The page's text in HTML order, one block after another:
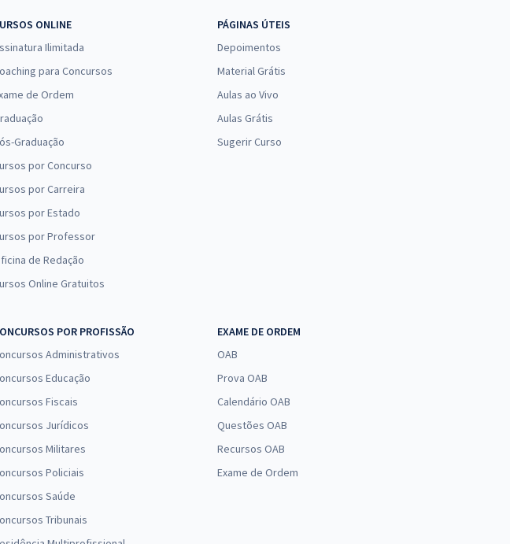
ONLINE
Ilimitada
para Concursos
de Ordem
Graduação
por Concurso
por Carreira
por Estado
por Professor
de Redação
Online Gratuitos
PÁGINAS ÚTEIS
Depoimentos
Material Grátis
Aulas ao Vivo
Aulas Grátis
Sugerir Curso
POR PROFISSÃO
Administrativos
Educação
Fiscais
Jurídicos
Militares
Policiais
Saúde
Tribunais
EXAME DE ORDEM
OAB
Prova OAB
Calendário OAB
Questões OAB
Recursos OAB
Exame de Ordem